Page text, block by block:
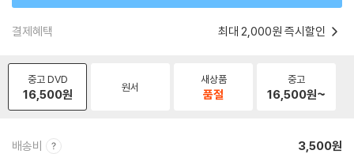
결제혜택 최대 2,000원 즉시할인
중고 DVD
16,500원 원서
새상품
품절
중고
16,500원~
배송비 3,500원